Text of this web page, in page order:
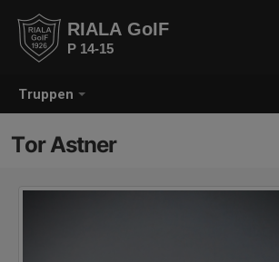
Truppen
RIALA GoIF
P 14-15
Tor Astner